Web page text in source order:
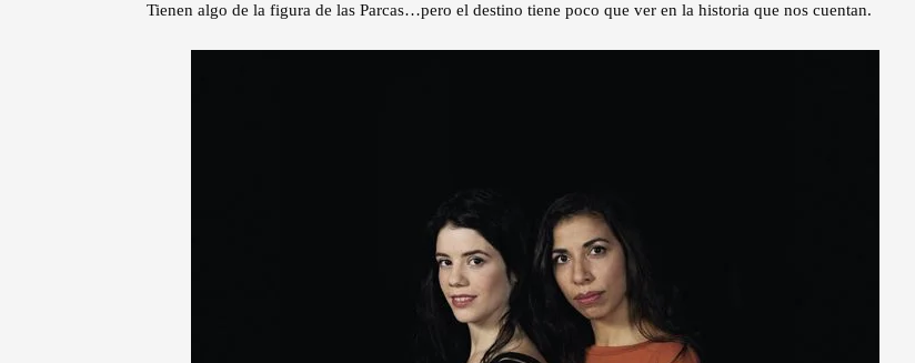
Tienen algo de la figura de las Parcas…pero el destino tiene poco que ver en la historia que nos cuentan.